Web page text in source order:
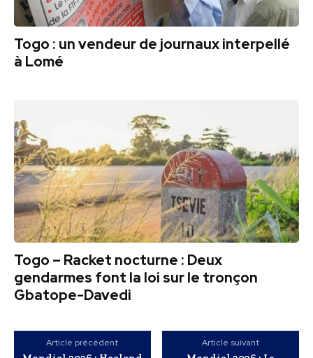
Togo : un vendeur de journaux interpellé
à Lomé
Togo – Racket nocturne : Deux
gendarmes font la loi sur le tronçon
Gbatope-Davedi
Article précédent Article suivant